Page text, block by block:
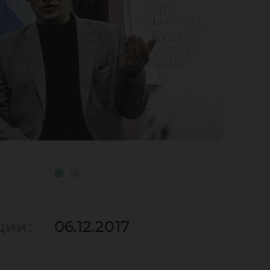
06.12.2017